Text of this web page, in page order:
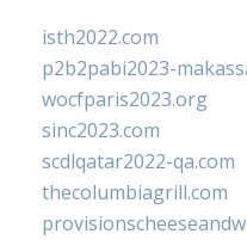
isth2022.com
p2b2pabi2023-
wocfparis2023.org
sinc2023.com
scdlqatar2022-qa.com
thecolumbiagrill.com